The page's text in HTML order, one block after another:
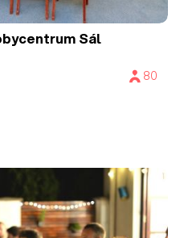
Sál
80